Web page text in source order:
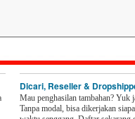
Dicari, Reseller &
Mau penghasilan tambahan? Yuk
Tanpa modal, bisa dikerjakan